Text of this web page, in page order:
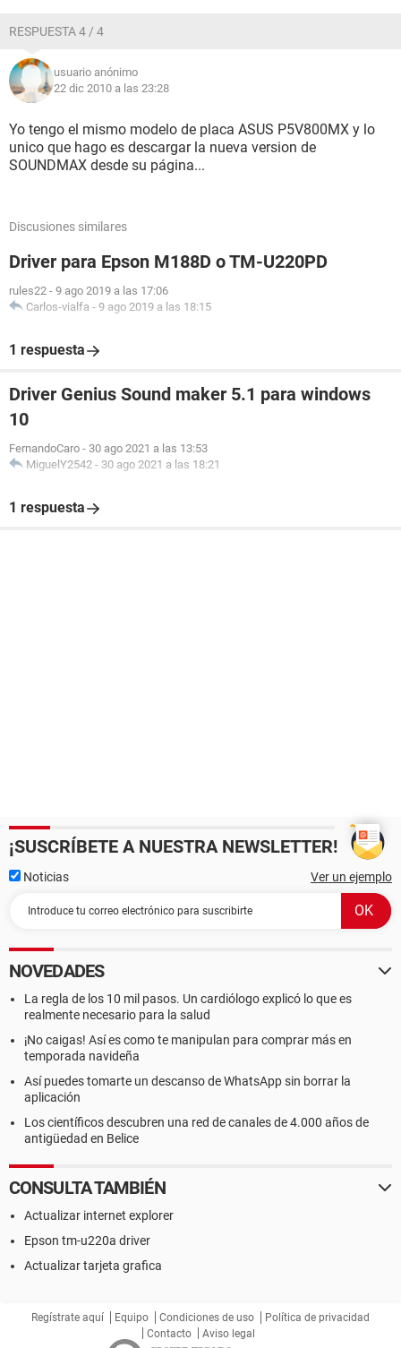
RESPUESTA 4 / 4
usuario anónimo
22 dic 2010 a las 23:28
Yo tengo el mismo modelo de placa ASUS P5V800MX y lo
unico que hago es descargar la nueva version de
SOUNDMAX desde su página...
Discusiones similares
Driver para Epson M188D o TM-U220PD
rules22 - 9 ago 2019 a las 17:06
Carlos-vialfa - 9 ago 2019 a las 18:15
1 respuesta
Driver Genius Sound maker 5.1 para windows
10
FernandoCaro - 30 ago 2021 a las 13:53
MiguelY2542 - 30 ago 2021 a las 18:21
1 respuesta
¡SUSCRÍBETE A NUESTRA NEWSLETTER!
Noticias Ver un ejemplo
NOVEDADES
La regla de los 10 mil pasos. Un cardiólogo explicó lo que es
realmente necesario para la salud
¡No caigas! Así es como te manipulan para comprar más en
temporada navideña
Así puedes tomarte un descanso de WhatsApp sin borrar la
aplicación
Los científicos descubren una red de canales de 4.000 años de
antigüedad en Belice
CONSULTA TAMBIÉN
Actualizar internet explorer
Epson tm-u220a driver
Actualizar tarjeta grafica
Regístrate aquí Equipo Condiciones de uso
Política de privacidad
Contacto
Aviso legal